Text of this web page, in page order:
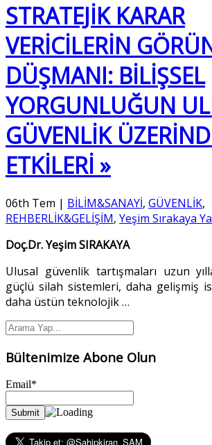
STRATEJİK KARAR
VERİCİLERİN
DÜŞMANI: BİLİŞSEL
YORGUNLUĞUN
GÜVENLİK
ETKİLERİ »
06th Tem | BİLİM&SANAYİ, GÜVENLİK,
REHBERLİK&GELİŞİM, Yeşim Sırakaya
Doç.Dr. Yeşim SIRAKAYA
Ulusal güvenlik tartışmaları uzun
güçlü silah sistemleri, daha gelişmiş
daha üstün teknolojik…
Bültenimize Abone Olun
Email*